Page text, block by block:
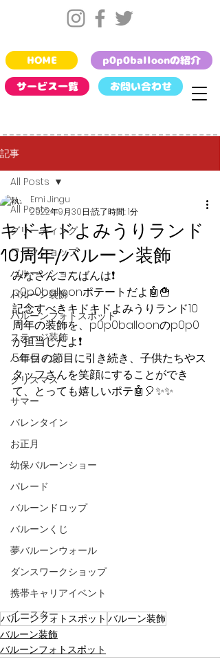
お問い合わせ
HOME
サービス一覧
p0p0balloonの紹介
記事
All Posts
グリーティング
ワークショップ
バルーンショー
バルーン装飾
バルーンフォトスポット
ステージ装飾
ハロウィン
クリスマス
サマー
バレンタイン
お正月
幼保バルーンショー
パレード
バルーンドロップ
バルーンくじ
夢バルーンウォール
ダンスワークショップ
携帯キャリアイベント
イースター
All Posts
キドキドよみうりランド
10周年/バルーン装飾
Emi Jingu
2022年9月30日 読了時間: 1分
みなさんこんばんは❗️
p0p0balloonポテートだよ🤖🍟
記念すべきキドキドよみうりランド10
周年の装飾を、p0p0balloonのp0p0
が担当したよ❗️
5年目の節目に引き続き、子供たちやス
タッフさんを笑顔にすることができ
て、とっても嬉しいポテ🤖🎈✨✨
バルーンフォトスポット バルーン装飾
バルーン装飾
バルーンフォトスポット